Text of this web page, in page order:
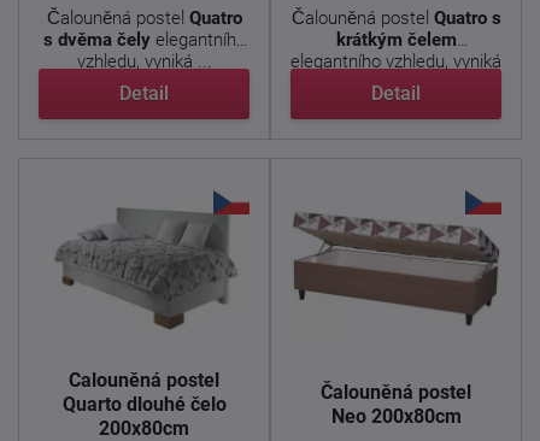
Čalouněná postel Quatro
s dvěma čelyelegantního
vzhledu, vyniká ...
Detail
Čalouněná postel Quatro s
krátkým čelem
elegantního vzhledu, vyniká
...
Detail
Čalouněná postel
Quarto dlouhé čelo
200x80cm
Čalouněná postel
Neo 200x80cm